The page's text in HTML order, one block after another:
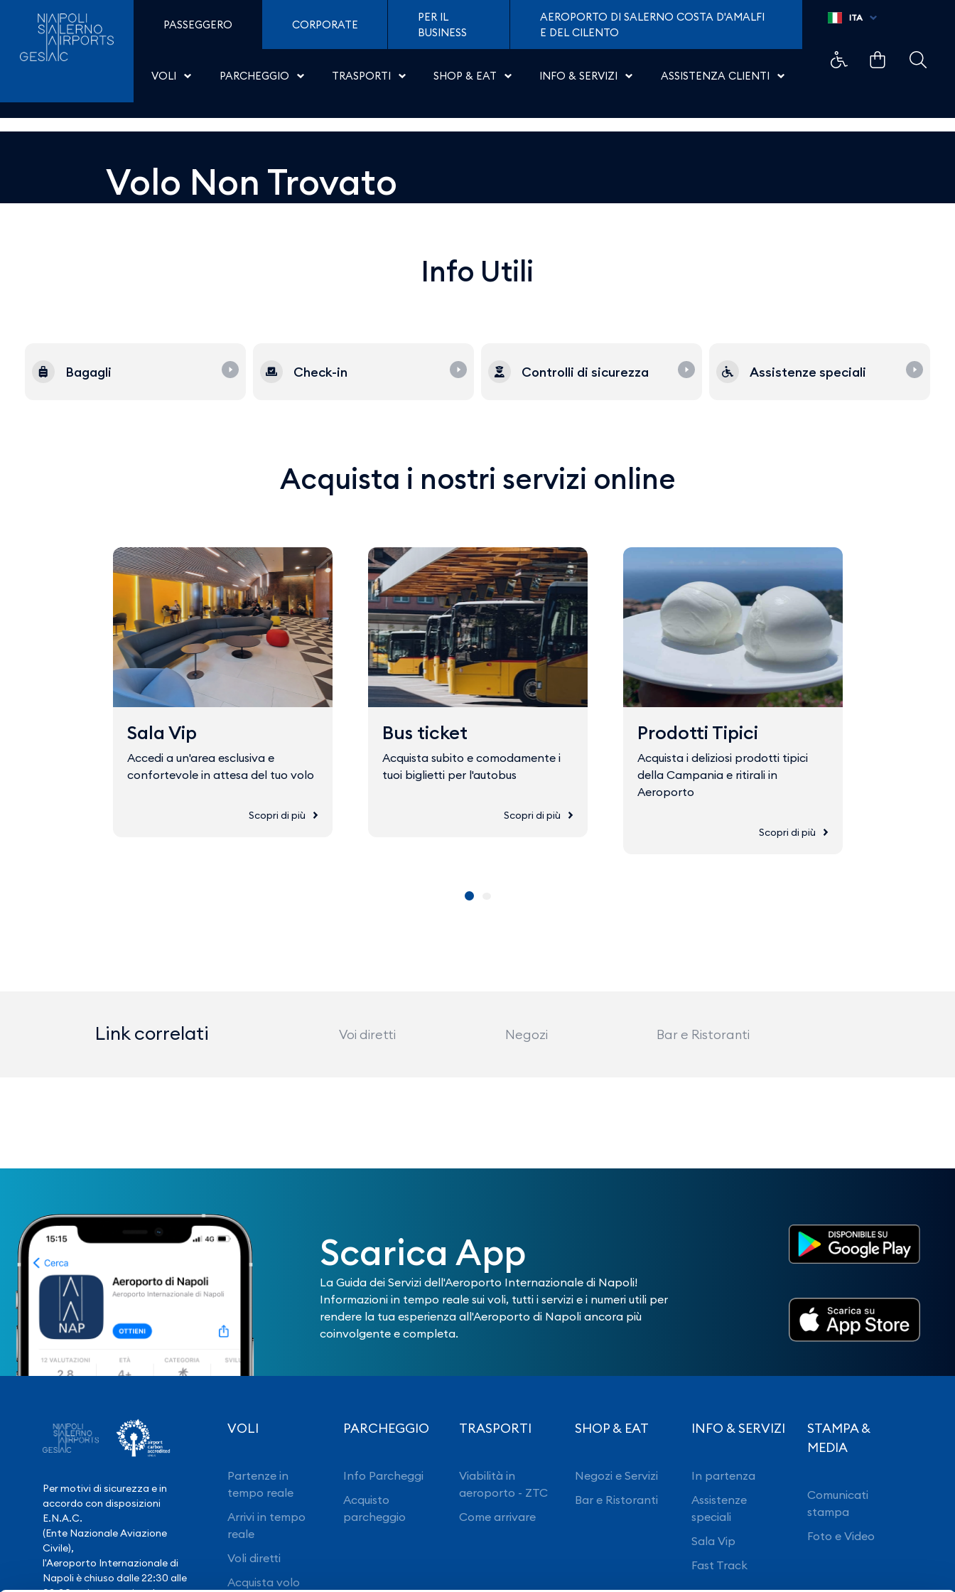
Salta al contenuto
Dettaglio - Aeroporti di Napoli
PASSEGGERO CORPORATE
PER IL
BUSINESS
AEROPORTO DI SALERNO COSTA D'AMALFI
E DEL CILENTO
VOLI PARCHEGGIO TRASPORTI SHOP & EAT INFO & SERVIZI ASSISTENZA CLIENTI
ITA
Volo Non Trovato
Info Utili
Bagagli Check-in Controlli di sicurezza Assistenze speciali
Acquista i nostri servizi online
Sala Vip
Accedi a un'area esclusiva e
confortevole in attesa del tuo volo
Scopri di più
Bus ticket
Acquista subito e comodamente i
tuoi biglietti per l'autobus
Scopri di più
Prodotti Tipici
Acquista i deliziosi prodotti tipici
della Campania e ritirali in
Aeroporto
Scopri di più
Link correlati Voi diretti Negozi Bar e Ristoranti
Scarica App
La Guida dei Servizi dell'Aeroporto Internazionale di Napoli!
Informazioni in tempo reale sui voli, tutti i servizi e i numeri utili per
rendere la tua esperienza all'Aeroporto di Napoli ancora più
coinvolgente e completa.
Per motivi di sicurezza e in
accordo con disposizioni
E.N.A.C.
(Ente Nazionale Aviazione
Civile),
l'Aeroporto Internazionale di
Napoli è chiuso dalle 22:30 alle
VOLI
Partenze in
tempo reale
Arrivi in tempo
reale
Voli diretti
Acquista volo
PARCHEGGIO
Info Parcheggi
Acquisto
parcheggio
TRASPORTI
Viabilità in
aeroporto - ZTC
Come arrivare
SHOP & EAT
Negozi e Servizi
Bar e Ristoranti
INFO & SERVIZI
In partenza
Assistenze
speciali
Sala Vip
Fast Track
STAMPA &
MEDIA
Comunicati
stampa
Foto e Video